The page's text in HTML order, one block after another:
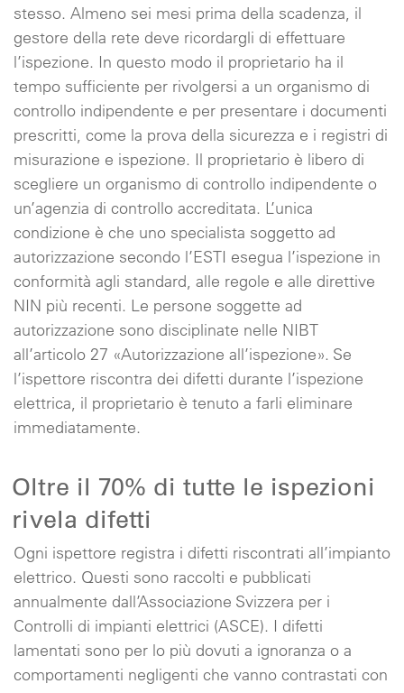
stesso. Almeno sei mesi prima della scadenza, il
gestore della rete deve ricordargli di effettuare
l’ispezione. In questo modo il proprietario ha il
tempo sufficiente per rivolgersi a un organismo di
controllo indipendente e per presentare i documenti
prescritti, come la prova della sicurezza e i registri di
misurazione e ispezione. Il proprietario è libero di
scegliere un organismo di controllo indipendente o
un’agenzia di controllo accreditata. L’unica
condizione è che uno specialista soggetto ad
autorizzazione secondo l’ESTI esegua l’ispezione in
conformità agli standard, alle regole e alle direttive
NIN più recenti. Le persone soggette ad
autorizzazione sono disciplinate nelle NIBT
all’articolo 27 «Autorizzazione all’ispezione». Se
l’ispettore riscontra dei difetti durante l’ispezione
elettrica, il proprietario è tenuto a farli eliminare
immediatamente.
Oltre il 70% di tutte le ispezioni
rivela difetti
Ogni ispettore registra i difetti riscontrati all’impianto
elettrico. Questi sono raccolti e pubblicati
annualmente dall’Associazione Svizzera per i
Controlli di impianti elettrici (ASCE). I difetti
lamentati sono per lo più dovuti a ignoranza o a
comportamenti negligenti che vanno contrastati con